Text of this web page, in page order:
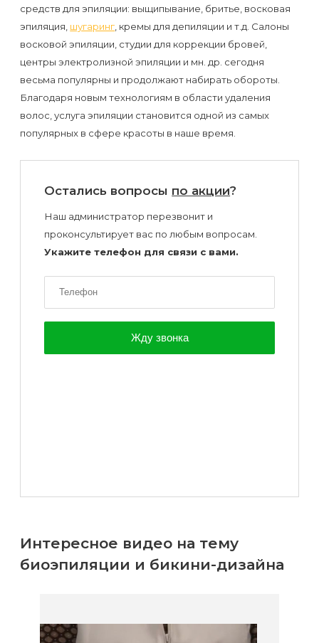
средств для эпиляции: выщипывание, бритье, восковая
эпиляция, шугаринг , кремы для депиляции и т.д. Салоны
восковой эпиляции, студии для коррекции бровей,
центры электролизной эпиляции и мн. др. сегодня
весьма популярны и продолжают набирать обороты.
Благодаря новым технологиям в области удаления
волос, услуга эпиляции становится одной из самых
популярных в сфере красоты в наше время.
Остались вопросы по акции?
Наш администратор перезвонит и
проконсультирует вас по любым вопросам.
Укажите телефон для связи с вами.
Интересное видео на тему
биоэпиляции и бикини-дизайна